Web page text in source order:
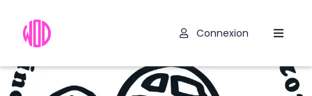
Hyrox
Connexion